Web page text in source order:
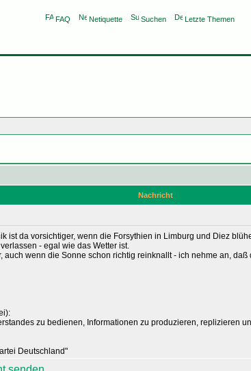
FAQ Netiquette Suchen Letzte Themen
Nachricht
ist da vorsichtiger, wenn die Forsythien in Limburg und Diez
- egal wie das Wetter ist.
wenn die Sonne schon richtig reinknallt - ich nehme an,
zu bedienen, Informationen zu produzieren, replizieren
Deutschland"